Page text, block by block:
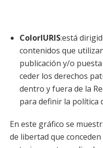
ColorIURIS:está
contenidos que
publicación y/o
ceder los derechos
dentro y fuera de la
para definir la política
En este gráfico se
de libertad que